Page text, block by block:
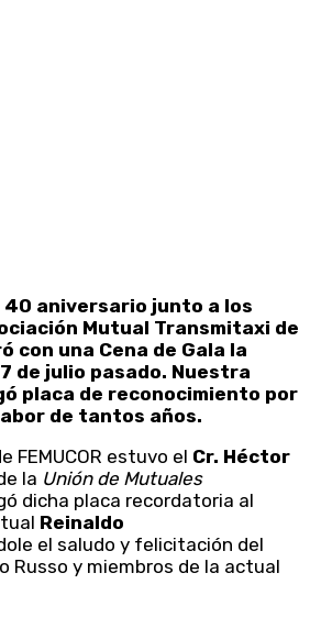
40 aniversario junto a los
Mutual Transmitaxi de
con una Cena de Gala la
de julio pasado. Nuestra
placa de reconocimiento por
de tantos años.
FEMUCOR estuvo el Cr. Héctor
la Unión de Mutuales
dicha placa recordatoria al
Reinaldo
el saludo y felicitación del
Russo y miembros de la actual